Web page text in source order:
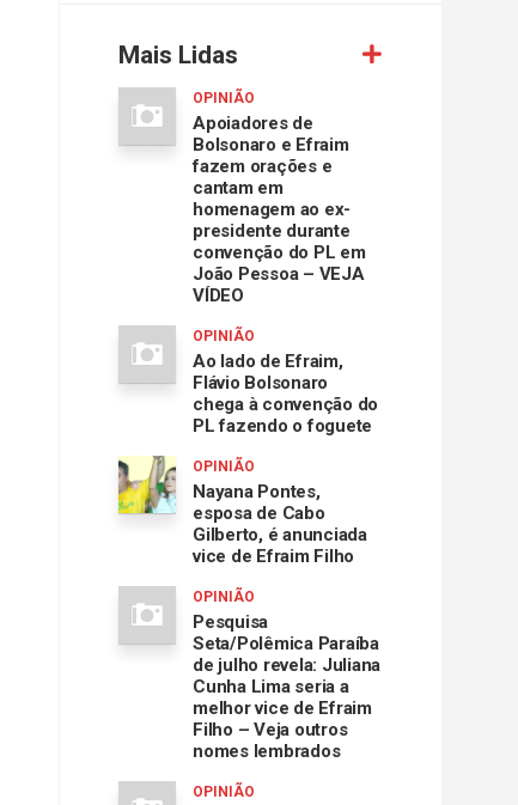
Mais Lidas
OPINIÃO
Apoiadores de
Bolsonaro e Efraim
fazem orações e
cantam em
homenagem ao ex-
presidente durante
convenção do PL em
João Pessoa – VEJA
VÍDEO
OPINIÃO
Ao lado de Efraim,
Flávio Bolsonaro
chega à convenção do
PL fazendo o foguete
OPINIÃO
Nayana Pontes,
esposa de Cabo
Gilberto, é anunciada
vice de Efraim Filho
OPINIÃO
Pesquisa
Seta/Polêmica Paraíba
de julho revela: Juliana
Cunha Lima seria a
melhor vice de Efraim
Filho – Veja outros
nomes lembrados
OPINIÃO